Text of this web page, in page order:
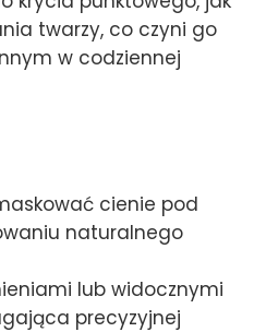
twarzy, co czyni go
w codziennej
cienie pod
naturalnego
lub widocznymi
precyzyjnej